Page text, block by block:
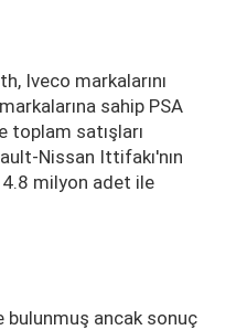
Iveco markalarını
sahip PSA
toplam satışları
Nissan Ittifakı'nın
4.8 milyon adet ile
bulunmuş ancak sonuç